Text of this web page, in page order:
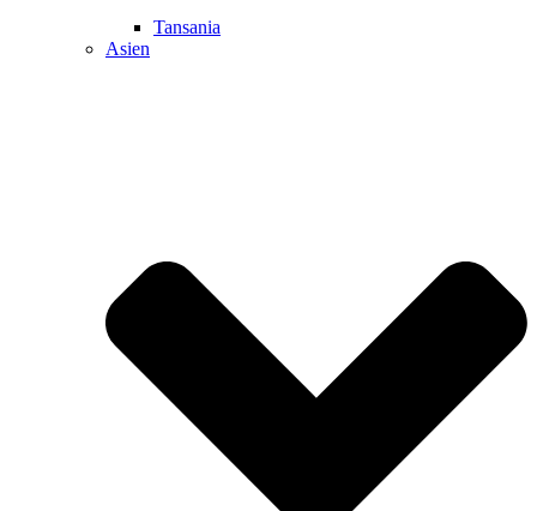
Tansania
Asien